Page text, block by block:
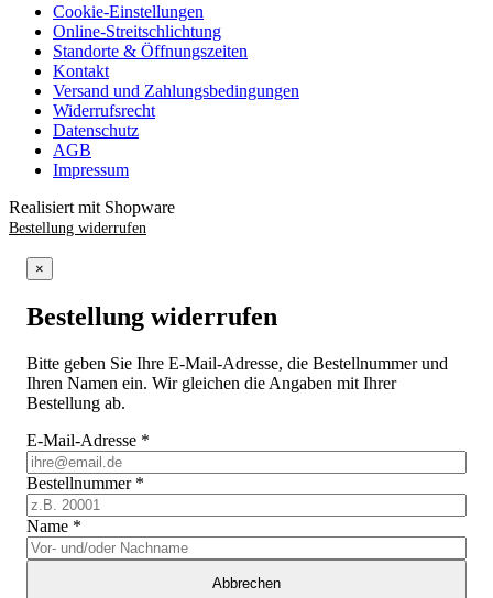
Cookie-Einstellungen
Online-Streitschlichtung
Standorte & Öffnungszeiten
Kontakt
Versand und Zahlungsbedingungen
Widerrufsrecht
Datenschutz
AGB
Impressum
Realisiert mit Shopware
Bestellung widerrufen
×
Bestellung widerrufen
Bitte geben Sie Ihre E-Mail-Adresse, die Bestellnummer und
Ihren Namen ein. Wir gleichen die Angaben mit Ihrer
Bestellung ab.
E-Mail-Adresse *
Bestellnummer *
Name *
Abbrechen